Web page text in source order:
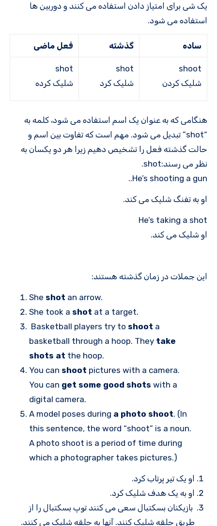
یک شی برای امتیاز دادن استفاده می کنند و دوربین ها
استفاده می شود.
ساده گذشته فعل ماضی
shoot
شلیک کردن
shot
شلیک کرد
shot
شلیک کرده
هنگامی که به عنوان یک اسم استفاده می شود، کلمه به
“shot” تبدیل می شود. مهم است که تفاوت بین اسم و
حالت گذشته فعل را تشخیص دهیم زیرا هر دو یکسان به
نظر می رسند:shot.
He’s shooting a gun..
او به تفنگ شلیک می کند.
He’s taking a shot
او شلیک می کند.
این جملات در زمان گذشته هستند:
She shot an arrow.
She took a shot at a target.
Basketball players try to shoot a
basketball through a hoop. They take
shots at the hoop.
You can shoot pictures with a camera.
You can get some good shots with a
digital camera.
A model poses during a photo shoot. (In
this sentence, the word “shoot” is a noun.
A photo shoot is a period of time during
which a photographer takes pictures.)
او یک تیر پرتاب کرد.
او به یک هدف شلیک کرد.
بازیکنان بسکتبال سعی می کنند توپ بسکتبال را از
طریق حلقه شلیک کنند. آنها به حلقه شلیک می کنند.